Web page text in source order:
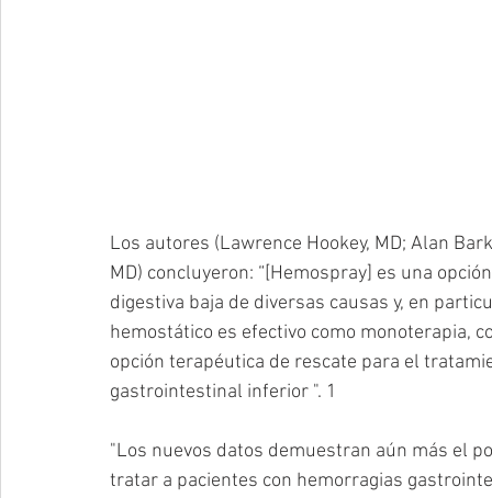
Los autores (Lawrence Hookey, MD; Alan
MD) concluyeron: “[Hemospray] es una
digestiva baja de diversas causas y, en
hemostático es efectivo como monoterapia,
opción terapéutica de rescate para el
gastrointestinal inferior ". 1
"Los nuevos datos demuestran aún más el
tratar a pacientes con hemorragias